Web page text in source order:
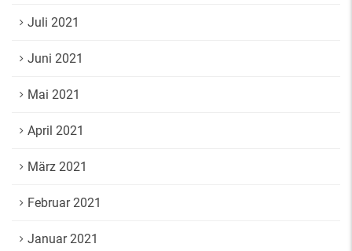
Juli 2021
Juni 2021
Mai 2021
April 2021
März 2021
Februar 2021
Januar 2021